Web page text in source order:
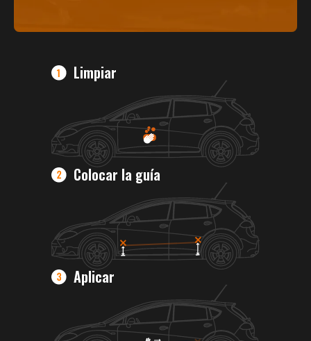
Limpiar
Colocar la guía
Aplicar